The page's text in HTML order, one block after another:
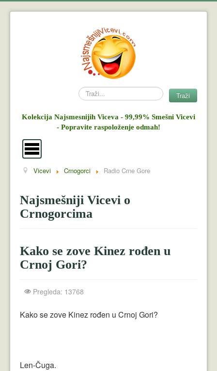
Search Traži
Kolekcija Najsmesnijih Viceva - 99,99% Smešni Vicevi
- Popravite raspoloženje odmah!
Vicevi
Mujo i Haso
Crnogorci
Lala
Vicevi Razni
Najbolji Vicevi
Vicevi Crnogorci Radio Crne Gore
Najsmešniji Vicevi o
Crnogorcima
Kako se zove Kinez rođen u
Crnoj Gori?
Pregleda: 13768
Kako se zove Kinez rođen u Crnoj Gori?
Len-Čuga.